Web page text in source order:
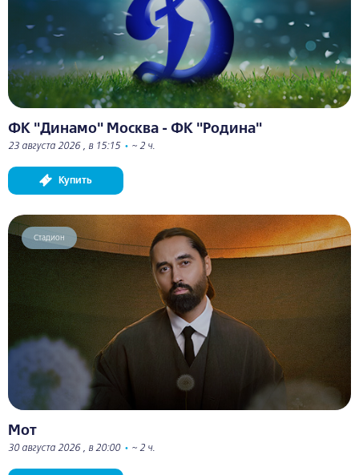
ФК "Динамо" Москва - ФК "Родина"
23 августа 2026 , в 15:15 • ~ 2 ч.
Купить
Стадион
Мот
30 августа 2026 , в 20:00 • ~ 2 ч.